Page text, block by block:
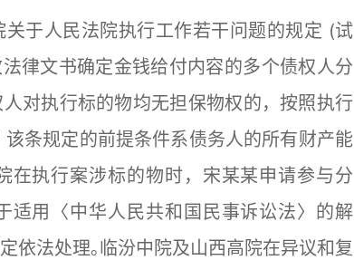
于人民法院执行工作若干问题的规定 (试
律文书确定金钱给付内容的多个债权人分
对执行标的物均无担保物权的，按照执行
条规定的前提条件系债务人的所有财产能
在执行案涉标的物时，宋某某申请参与分
适用〈中华人民共和国民事诉讼法〉的解
依法处理｡临汾中院及山西高院在异议和复